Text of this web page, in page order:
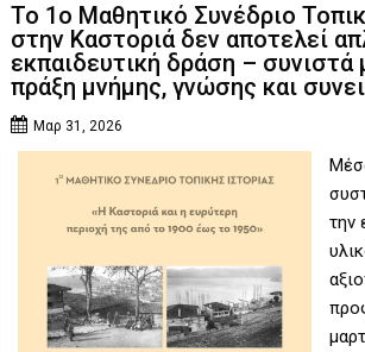
Το 1ο Μαθητικό Συνέδριο
στην Καστοριά δεν αποτελεί
εκπαιδευτική δράση – συνιστά
πράξη μνήμης, γνώσης και
Μαρ 31, 2026
την